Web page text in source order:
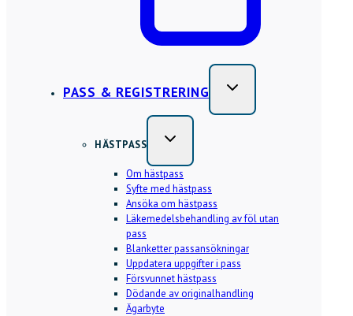
PASS & REGISTRERING
HÄSTPASS
Om hästpass
Syfte med hästpass
Ansöka om hästpass
Läkemedelsbehandling av föl utan
pass
Blanketter passansökningar
Uppdatera uppgifter i pass
Försvunnet hästpass
Dödande av originalhandling
Ägarbyte